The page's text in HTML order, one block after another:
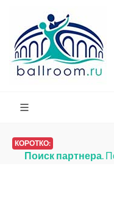
КОРОТКО:
Поиск партнера.